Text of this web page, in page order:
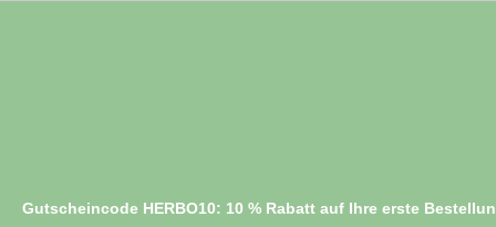
Gutscheincode HERBO10: 10 % Rabatt auf Ihre erste